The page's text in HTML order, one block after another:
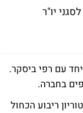
יו"ר
עם רפי ביסקר.
בחברה.
עד 2007 שימש כיו"ר דירטוריון ריבוע הכחול